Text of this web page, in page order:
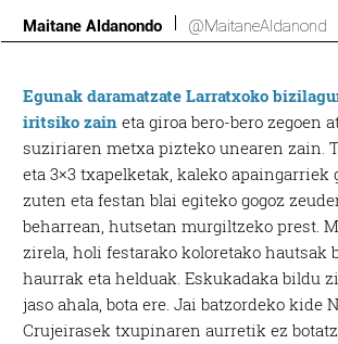
Maitane Aldanondo @MaitaneAldanond
Egunak daramatzate Larratxoko
iritsiko zain eta giroa bero-bero zegoen
suziriaren metxa pizteko unearen zain.
eta 3×3 txapelketak, kaleko apaingarriek
zuten eta festan blai egiteko gogoz
beharrean, hutsetan murgiltzeko prest.
zirela, holi festarako koloretako hautsak
haurrak eta helduak. Eskukadaka bildu
jaso ahala, bota ere. Jai batzordeko kide
Crujeirasek txupinaren aurretik ez